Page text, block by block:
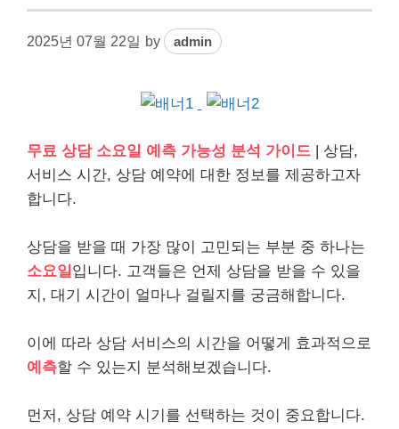
2025년 07월 22일 by admin
무료 상담 소요일 예측 가능성 분석 가이드 | 상담,
서비스 시간, 상담 예약에 대한 정보를 제공하고자
합니다.
상담을 받을 때 가장 많이 고민되는 부분 중 하나는
소요일 입니다. 고객들은 언제 상담을 받을 수 있을
지, 대기 시간이 얼마나 걸릴지를 궁금해합니다.
이에 따라 상담 서비스의 시간을 어떻게 효과적으로
예측할 수 있는지 분석해보겠습니다.
먼저, 상담 예약 시기를 선택하는 것이 중요합니다.